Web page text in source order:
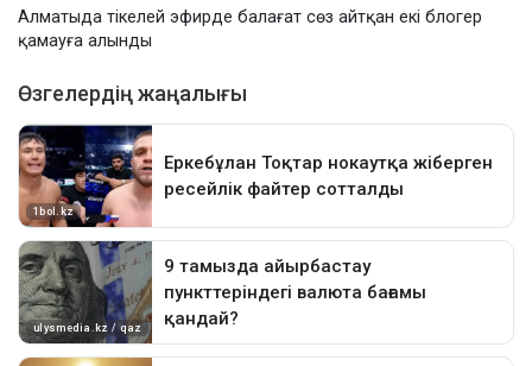
Алматыда тікелей эфирде балағат сөз айтқан екі блогер
қамауға алынды